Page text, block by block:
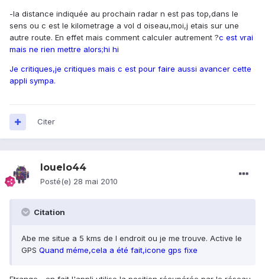
-la distance indiquée au prochain radar n est pas top,dans le
sens ou c est le kilometrage a vol d oiseau,moi,j etais sur une
autre route. En effet mais comment calculer autrement ?c est vrai
mais ne rien mettre alors;hi hi
Je critiques,je critiques mais c est pour faire aussi avancer cette
appli sympa.
Citer
louelo44
Posté(e) 28 mai 2010
Citation
Abe me situe a 5 kms de l endroit ou je me trouve. Active le
GPS Quand méme,cela a été fait,icone gps fixe